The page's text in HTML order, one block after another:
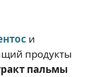
и
продукты
пальмы